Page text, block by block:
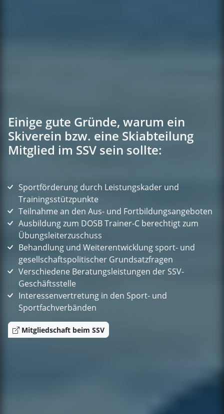
Einige gute Gründe, warum ein
Skiverein bzw. eine Skiabteilung
Mitglied im SSV sein sollte:
Sportförderung durch Leistungskader und
Trainingsstützpunkte
Teilnahme an den Aus- und Fortbildungsangeboten
Ausbildung zum DOSB Trainer-C berechtigt zum
Übungsleiterzuschuss
Behandlung und Weiterentwicklung sport- und
gesellschaftspolitischer Grundsatzfragen
Verschiedene Beratungsleistungen der SSV-
Geschäftsstelle
Interessenvertretung in den Sport- und
Sportfachverbänden
Mitgliedschaft beim SSV